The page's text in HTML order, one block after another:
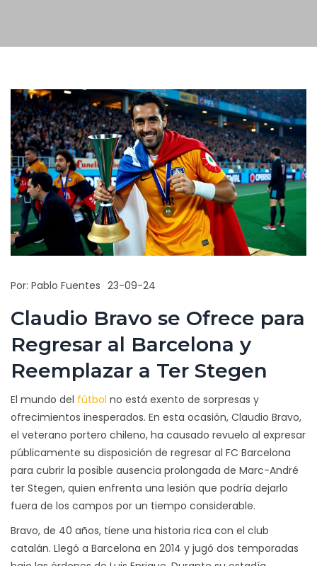
Por: Pablo Fuentes 23-09-24
Claudio Bravo se Ofrece para
Regresar al Barcelona y
Reemplazar a Ter Stegen
El mundo del fútbol no está exento de sorpresas y
ofrecimientos inesperados. En esta ocasión, Claudio Bravo,
el veterano portero chileno, ha causado revuelo al expresar
públicamente su disposición de regresar al FC Barcelona
para cubrir la posible ausencia prolongada de Marc-André
ter Stegen, quien enfrenta una lesión que podría dejarlo
fuera de los campos por un tiempo considerable.
Bravo, de 40 años, tiene una historia rica con el club
catalán. Llegó a Barcelona en 2014 y jugó dos temporadas